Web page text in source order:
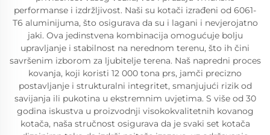
performanse i izdržljivost. Naši su kotači izrađeni od 6061-
T6 aluminijuma, što osigurava da su i lagani i nevjerojatno
jaki. Ova jedinstvena kombinacija omogućuje bolju
upravljanje i stabilnost na nerednom terenu, što ih čini
savršenim izborom za ljubitelje terena. Naš napredni proces
kovanja, koji koristi 12 000 tona prs, jamči precizno
postavljanje i strukturalni integritet, smanjujući rizik od
savijanja ili pukotina u ekstremnim uvjetima. S više od 30
godina iskustva u proizvodnji visokokvalitetnih kovanog
kotača, naša stručnost osigurava da je svaki set kotača